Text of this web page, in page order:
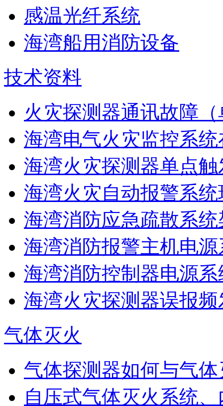
感温光纤系统
海湾船用消防设备
技术资料
火灾探测器通讯故障
海湾电气火灾监控系统
海湾火灾探测器单点
海湾火灾自动报警系统
海湾消防应急疏散系统
海湾消防报警主机电源
海湾消防控制器电源系
海湾火灾探测器误报频
气体灭火
气体探测器如何与气
自压式气体灭火系统